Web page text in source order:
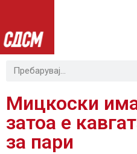
Мицкоски
затоа е
за пари